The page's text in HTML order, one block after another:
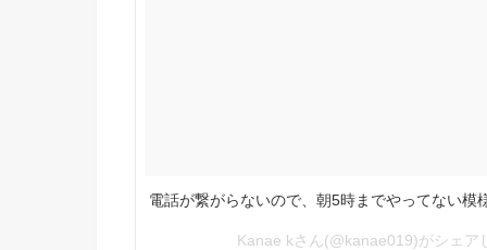
電話が繋がらないので、朝5時までやってない
Kanae kさん(@kanae019)がシェア